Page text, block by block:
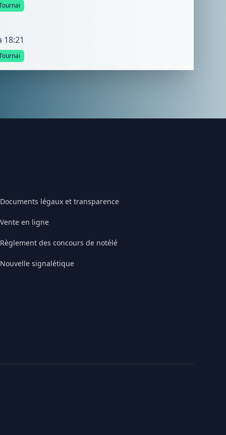
18:21
Documents légaux et transparence
Vente en ligne
Règlement des concours de notélé
Nouvelle signalétique